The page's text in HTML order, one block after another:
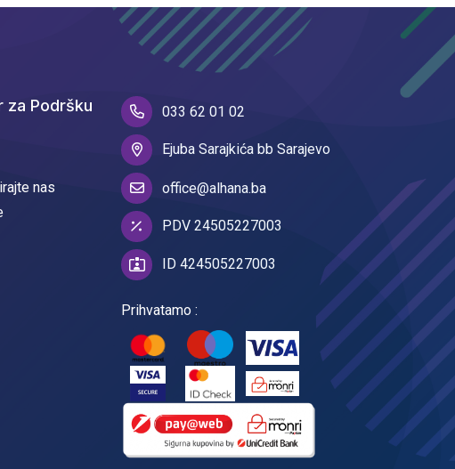
za Podršku
nas
033 62 01 02
Ejuba Sarajkića bb Sarajevo
office@alhana.ba
PDV 24505227003
ID 424505227003
Prihvatamo :